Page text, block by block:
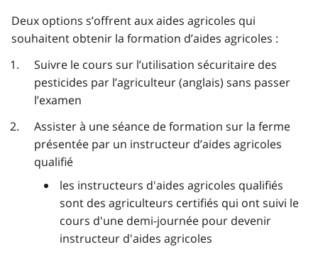
Deux options s’offrent aux aides agricoles qui
souhaitent obtenir la formation d’aides agricoles :
Suivre le cours sur l’utilisation sécuritaire des
pesticides par l’agriculteur (anglais) sans passer
l’examen
Assister à une séance de formation sur la ferme
présentée par un instructeur d’aides agricoles
qualifié
les instructeurs d'aides agricoles qualifiés
sont des agriculteurs certifiés qui ont suivi le
cours d'une demi-journée pour devenir
instructeur d'aides agricoles